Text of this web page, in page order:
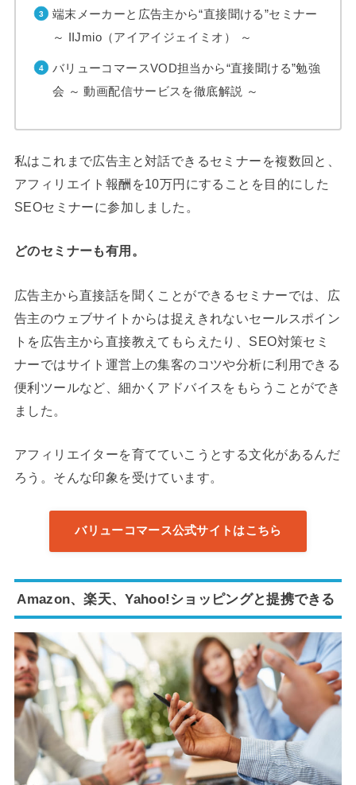
端末メーカーと広告主から“直接聞ける”セミナー
～ IIJmio（アイアイジェイミオ） ～
バリューコマースVOD担当から“直接聞ける”勉強
会 ～ 動画配信サービスを徹底解説 ～
私はこれまで広告主と対話できるセミナーを複数回と、
アフィリエイト報酬を10万円にすることを目的にした
SEOセミナーに参加しました。
どのセミナーも有用。
広告主から直接話を聞くことができるセミナーでは、広
告主のウェブサイトからは捉えきれないセールスポイン
トを広告主から直接教えてもらえたり、SEO対策セミ
ナーではサイト運営上の集客のコツや分析に利用できる
便利ツールなど、細かくアドバイスをもらうことができ
ました。
アフィリエイターを育てていこうとする文化があるんだ
ろう。そんな印象を受けています。
バリューコマース公式サイトはこちら
Amazon、楽天、Yahoo!ショッピングと提携できる